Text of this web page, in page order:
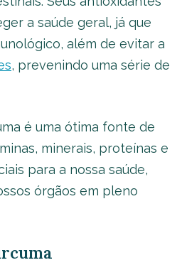
a saúde geral, já que
além de evitar a
, prevenindo uma série de
é uma ótima fonte de
minerais, proteínas e
para a nossa saúde,
órgãos em pleno